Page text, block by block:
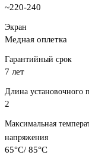
~220-240
Экран
Медная оплетка
Гарантийный срок
7 лет
Длина установочного
2
Максимальная
напряжения
65°С/ 85°С